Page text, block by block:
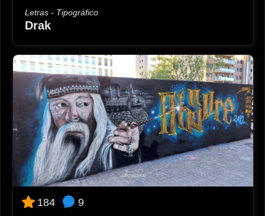
Letras - Tipográfico
Drak
184 9